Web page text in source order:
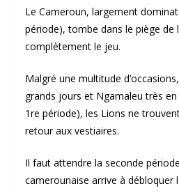
Le Cameroun, largement
période), tombe dans le piège de
complètement le jeu.
Malgré une multitude
grands jours et Ngamaleu très
1re période), les Lions ne
retour aux vestiaires.
Il faut attendre la seconde
camerounaise arrive à débloquer